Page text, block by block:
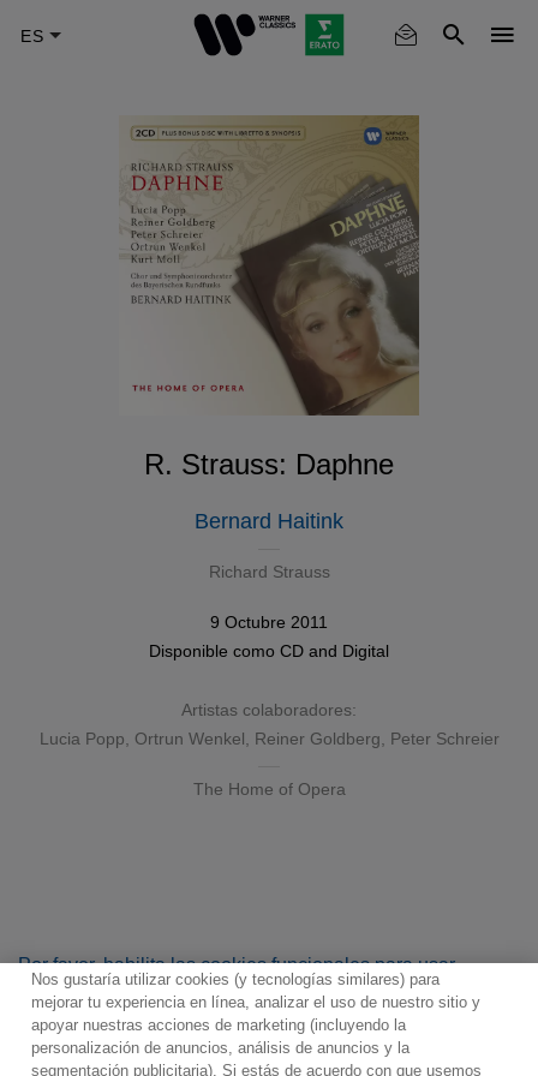
R. Strauss: Daphne
Bernard Haitink
Richard Strauss
9 Octubre 2011
Disponible como CD and Digital
Artistas colaboradores:
Lucia Popp
Ortrun Wenkel Reiner Goldberg Peter Schreier
The Home of Opera
Por favor, habilita las cookies funcionales para usar
el reproductor.
Nos gustaría utilizar cookies (y tecnologías similares) para
mejorar tu experiencia en línea, analizar el uso de nuestro sitio y
apoyar nuestras acciones de marketing (incluyendo la
personalización de anuncios, análisis de anuncios y la
segmentación publicitaria). Si estás de acuerdo con que usemos